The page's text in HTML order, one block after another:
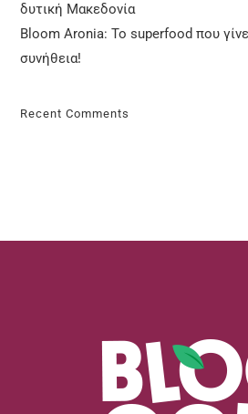
δυτική Μακεδονία
Bloom Aronia: Το superfood που
συνήθεια!
Recent Comments